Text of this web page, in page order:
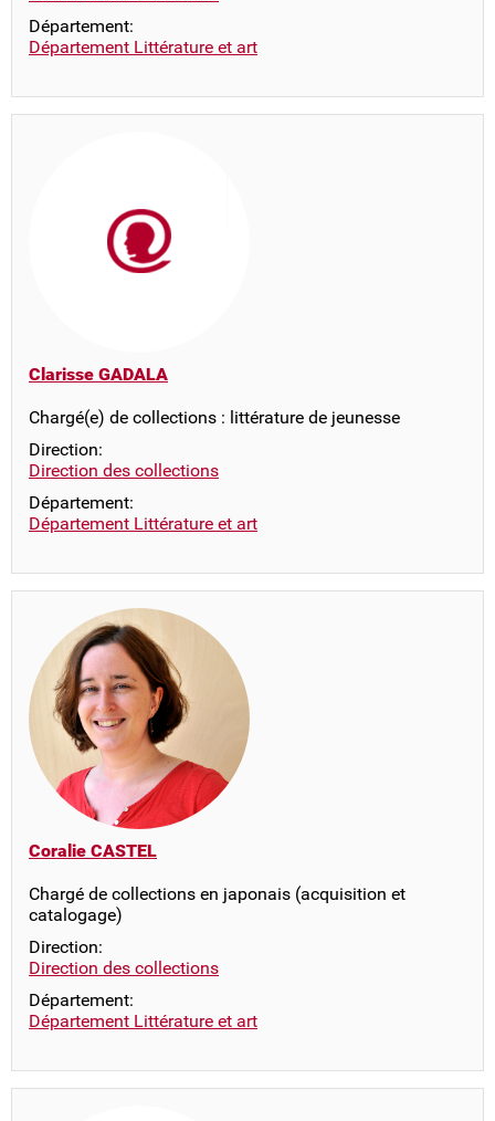
Département:
Département Littérature et art
Clarisse GADALA
Chargé(e) de collections : littérature de jeunesse
Direction:
Direction des collections
Département:
Département Littérature et art
Coralie CASTEL
Chargé de collections en japonais (acquisition et
catalogage)
Direction:
Direction des collections
Département:
Département Littérature et art